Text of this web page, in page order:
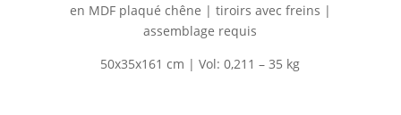
en MDF plaqué chêne | tiroirs avec freins |
assemblage requis
50x35x161 cm | Vol: 0,211 – 35 kg